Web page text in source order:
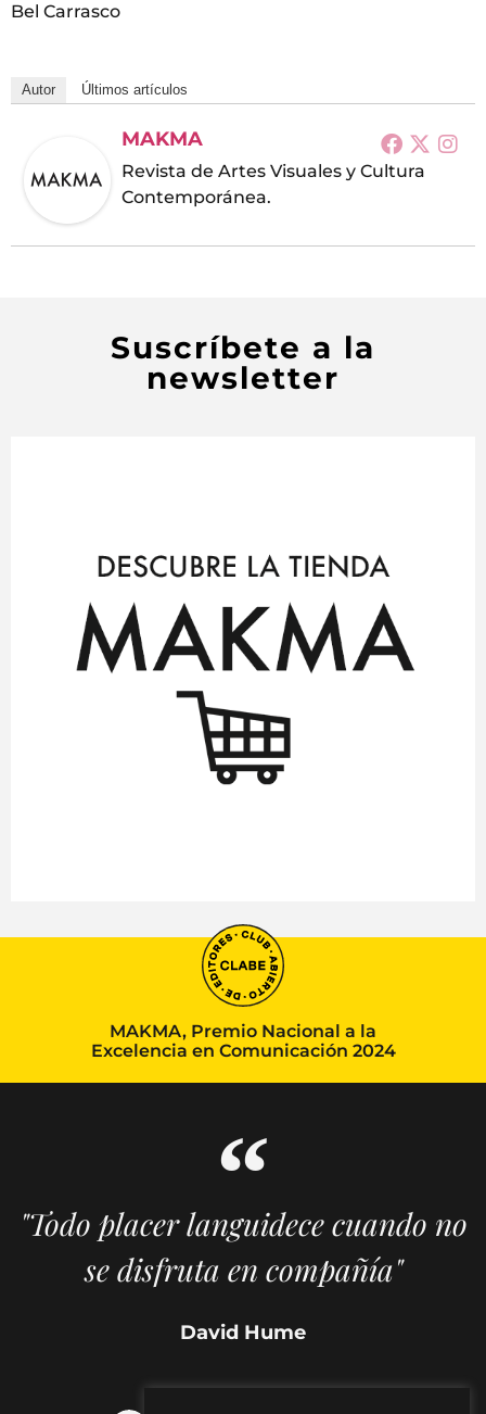
Bel Carrasco
Autor Últimos artículos
MAKMA
Revista de Artes Visuales y Cultura
Contemporánea.
Suscríbete a la
newsletter
MAKMA, Premio Nacional a la
Excelencia en Comunicación 2024
"Todo placer languidece cuando no
se disfruta en compañía"
David Hume